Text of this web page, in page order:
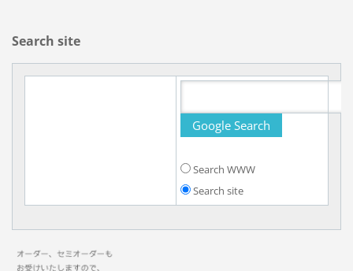
Search site
Search WWW
Search site